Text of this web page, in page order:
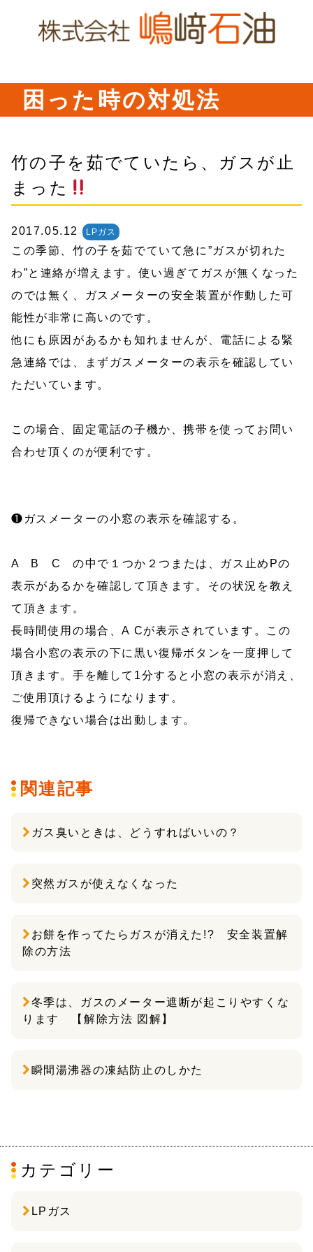
困った時の対処法
竹の子を茹でていたら、ガスが止
まった
2017.05.12 LPガス
この季節、竹の子を茹でていて急に”ガスが切れた
わ”と連絡が増えます。使い過ぎてガスが無くなった
のでは無く、ガスメーターの安全装置が作動した可
能性が非常に高いのです。
他にも原因があるかも知れませんが、電話による緊
急連絡では、まずガスメーターの表示を確認してい
ただいています。
この場合、固定電話の子機か、携帯を使ってお問い
合わせ頂くのが便利です。
❶ガスメーターの小窓の表示を確認する。
A B C の中で１つか２つまたは、ガス止めPの
表示があるかを確認して頂きます。その状況を教え
て頂きます。
長時間使用の場合、A Cが表示されています。この
場合小窓の表示の下に黒い復帰ボタンを一度押して
頂きます。手を離して1分すると小窓の表示が消え、
ご使用頂けるようになります。
復帰できない場合は出動します。
関連記事
ガス臭いときは、どうすればいいの？
突然ガスが使えなくなった
お餅を作ってたらガスが消えた!? 安全装置解
除の方法
冬季は、ガスのメーター遮断が起こりやすくな
ります 【解除方法 図解】
瞬間湯沸器の凍結防止のしかた
カテゴリー
LPガス